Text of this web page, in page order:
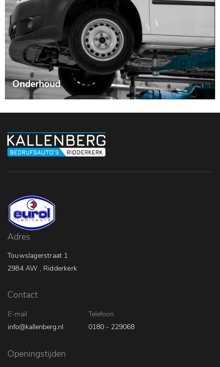
Onderhoud
Adres
Touwslagerstraat 1
2984 AW , Ridderkerk
Contact
E-mail
info@kallenberg.nl
Telefoon
0180 - 229068
Openingstijden